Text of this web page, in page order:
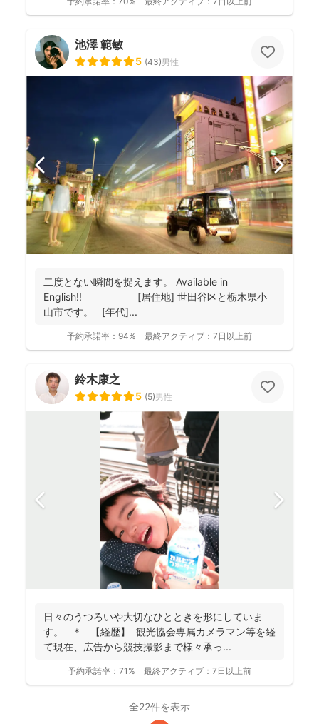
池澤 範敏
5 (43)男性
二度とない瞬間を捉えます。 Available in
English!! [居住地] 世田谷区と栃木県小
山市です。 [年代]...
予約承諾率： 94% 最終アクティブ： 7日以上前
鈴木康之
5 (5)男性
日々のうつろいや大切なひとときを形にしていま
す。 ＊ 【経歴】 観光協会専属カメラマン等を経
て現在、広告から競技撮影まで様々承っ...
予約承諾率： 71% 最終アクティブ： 7日以上前
全22件を表示